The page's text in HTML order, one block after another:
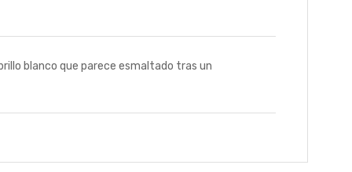
brillo blanco que parece esmaltado tras un